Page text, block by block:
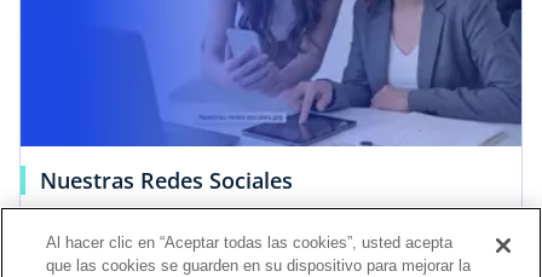
Nuestras Redes Sociales
publicaciones en todas nuestras redes sociales.
Ver más
Al hacer clic en “Aceptar todas las cookies”, usted acepta
que las cookies se guarden en su dispositivo para mejorar la